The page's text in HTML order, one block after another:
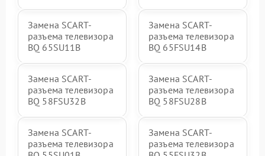
Замена SCART-
разъема телевизора
BQ 65SU11B
Замена SCART-
разъема телевизора
BQ 65FSU14B
Замена SCART-
разъема телевизора
BQ 58FSU32B
Замена SCART-
разъема телевизора
BQ 58FSU28B
Замена SCART-
разъема телевизора
Замена SCART-
разъема телевизора